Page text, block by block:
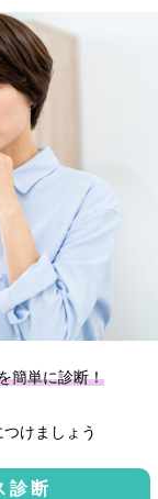
簡単に診断！
けましょう
診断